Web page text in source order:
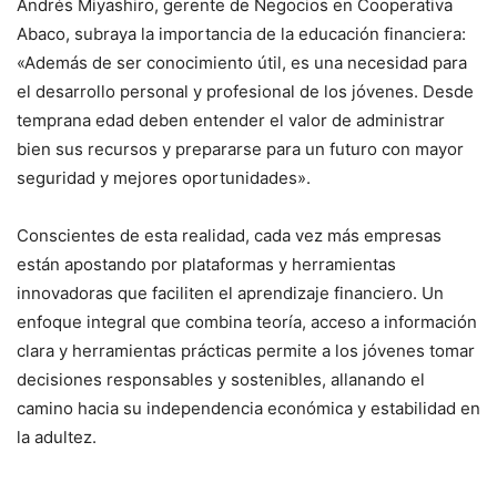
Andrés Miyashiro, gerente de Negocios en Cooperativa
Abaco, subraya la importancia de la educación financiera:
«Además de ser conocimiento útil, es una necesidad para
el desarrollo personal y profesional de los jóvenes. Desde
temprana edad deben entender el valor de administrar
bien sus recursos y prepararse para un futuro con mayor
seguridad y mejores oportunidades».
Conscientes de esta realidad, cada vez más empresas
están apostando por plataformas y herramientas
innovadoras que faciliten el aprendizaje financiero. Un
enfoque integral que combina teoría, acceso a información
clara y herramientas prácticas permite a los jóvenes tomar
decisiones responsables y sostenibles, allanando el
camino hacia su independencia económica y estabilidad en
la adultez.